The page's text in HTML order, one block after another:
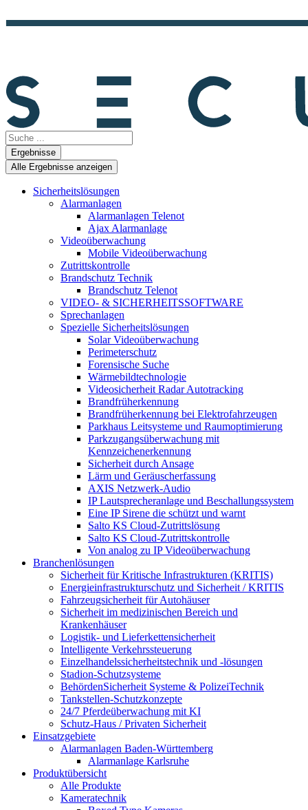
Search
...Ergebnisse
Alle Ergebnisse anzeigen
Sicherheitslösungen
Alarmanlagen
Alarmanlagen Telenot
Ajax Alarmanlage
Videoüberwachung
Mobile Videoüberwachung
Zutrittskontrolle
Brandschutz Technik
Brandschutz Telenot
VIDEO- & SICHERHEITSSOFTWARE
Sprechanlagen
Spezielle Sicherheitslösungen
Solar Videoüberwachung
Perimeterschutz
Forensische Suche
Wärmebildtechnologie
Videosicherheit Radar Autotracking​
Brandfrüherkennung
Brandfrüherkennung bei Elektrofahrzeugen
Parkhaus Leitsysteme und Raumoptimierung
Parkzugangsüberwachung mit
Kennzeichenerkennung
Sicherheit durch Ansage
Lärm und Geräuscherfassung
AXIS Netzwerk-Audio
IP Lautsprecheranlage und Beschallungssystem
Eine IP Sirene die schützt und warnt
Salto KS Cloud-Zutrittslösung
Salto KS Cloud-Zutrittskontrolle
Von analog zu IP Videoüberwachung
Branchenlösungen
Sicherheit für Kritische Infrastrukturen (KRITIS)
Energieinfrastrukturschutz und Sicherheit / KRITIS
Fahrzeugsicherheit für Autohäuser
Sicherheit im medizinischen Bereich und
Krankenhäuser
Logistik- und Lieferkettensicherheit
Intelligente Verkehrssteuerung
Einzelhandelssicherheitstechnik und -lösungen
Stadion-Schutzsysteme
BehördenSicherheit Systeme & PolizeiTechnik
Tankstellen-Schutzkonzepte​
24/7 Pferdeüberwachung mit KI
Schutz-Haus / Privaten Sicherheit
Einsatzgebiete
Alarmanlagen Baden-Württemberg
Alarmanlage Karlsruhe
Produktübersicht
Alle Produkte
Kameratechnik